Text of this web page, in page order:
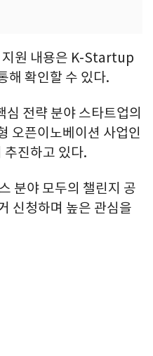
지원 내용은 K-Startup
해 확인할 수 있다.
전략 분야 스타트업의
오픈이노베이션 사업인
진하고 있다.
분야 모두의 챌린지 공
신청하며 높은 관심을